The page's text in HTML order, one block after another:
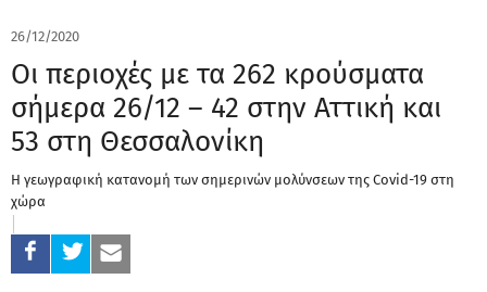
26/12/2020
Οι περιοχές με τα 262 κρούσματα
σήμερα 26/12 – 42 στην Αττική και
53 στη Θεσσαλονίκη
Η γεωγραφική κατανομή των σημερινών μολύνσεων της Covid-19 στη
χώρα